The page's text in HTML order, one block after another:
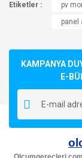
konularda
kullanarak
Görüş ve
Ürün resmi
Ürün
Ürün fiyatı
Bu ürüne
Etiketler : pv
panel
KAMPANYA
E-